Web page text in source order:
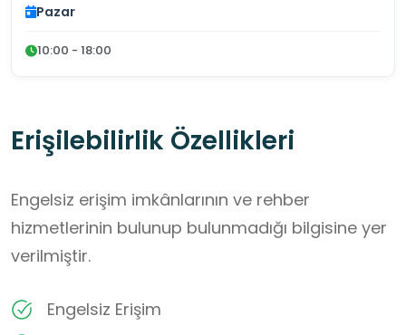
Pazar
10:00 - 18:00
Erişilebilirlik Özellikleri
Engelsiz erişim imkânlarının ve rehber
hizmetlerinin bulunup bulunmadığı bilgisine yer
verilmiştir.
Engelsiz Erişim